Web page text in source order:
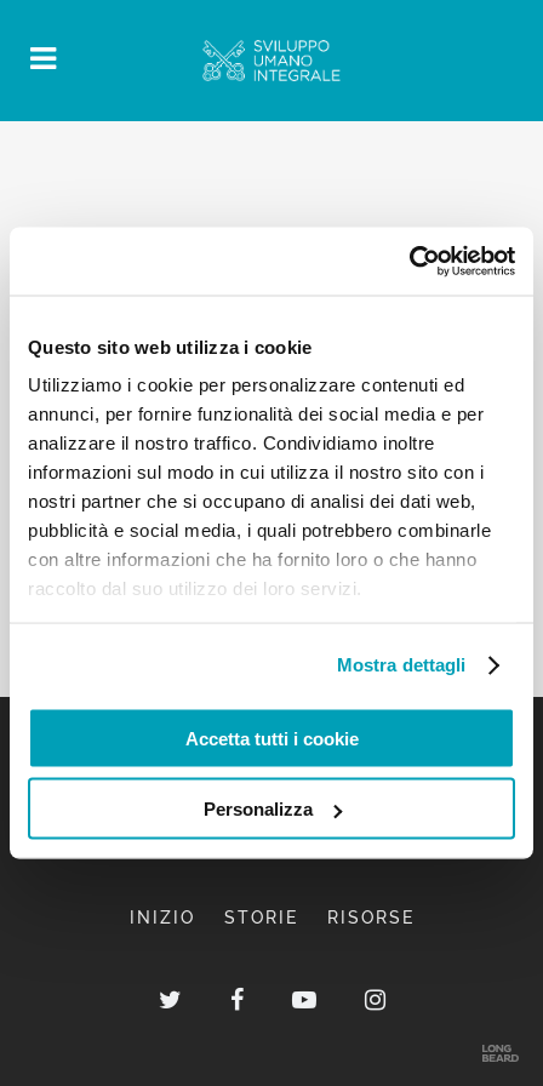
Questo sito web utilizza i cookie
Utilizziamo i cookie per personalizzare contenuti ed
annunci, per fornire funzionalità dei social media e per
analizzare il nostro traffico. Condividiamo inoltre
informazioni sul modo in cui utilizza il nostro sito con i
nostri partner che si occupano di analisi dei dati web,
pubblicità e social media, i quali potrebbero combinarle
con altre informazioni che ha fornito loro o che hanno
raccolto dal suo utilizzo dei loro servizi.
Mostra dettagli
Accetta tutti i cookie
Personalizza
INIZIO STORIE RISORSE